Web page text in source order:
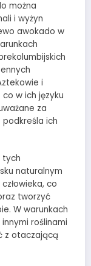
można
i wyżyn
awokado w
i
w ich języku
za
ich
tych
naturalnym
co
tworzyć
W warunkach
roślinami
z otaczającą